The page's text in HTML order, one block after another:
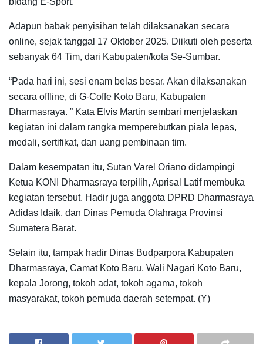
Adapun babak penyisihan telah dilaksanakan secara
online, sejak tanggal 17 Oktober 2025. Diikuti oleh peserta
sebanyak 64 Tim, dari Kabupaten/kota Se-Sumbar.
“Pada hari ini, sesi enam belas besar. Akan dilaksanakan
secara offline, di G-Coffe Koto Baru, Kabupaten
Dharmasraya. ” Kata Elvis Martin sembari menjelaskan
kegiatan ini dalam rangka memperebutkan piala lepas,
medali, sertifikat, dan uang pembinaan tim.
Dalam kesempatan itu, Sutan Varel Oriano didampingi
Ketua KONI Dharmasraya terpilih, Aprisal Latif membuka
kegiatan tersebut. Hadir juga anggota DPRD Dharmasraya
Adidas Idaik, dan Dinas Pemuda Olahraga Provinsi
Sumatera Barat.
Selain itu, tampak hadir Dinas Budparpora Kabupaten
Dharmasraya, Camat Koto Baru, Wali Nagari Koto Baru,
kepala Jorong, tokoh adat, tokoh agama, tokoh
masyarakat, tokoh pemuda daerah setempat. (Y)